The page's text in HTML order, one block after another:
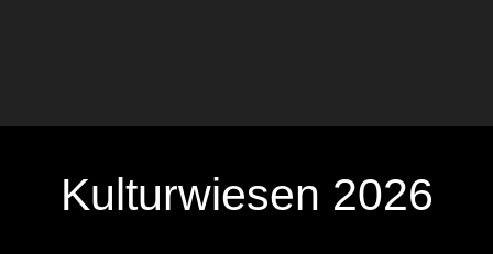
Kulturwiesen 2026